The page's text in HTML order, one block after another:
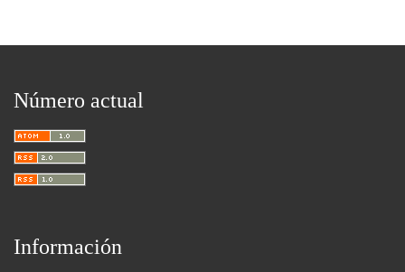
Número actual
Información